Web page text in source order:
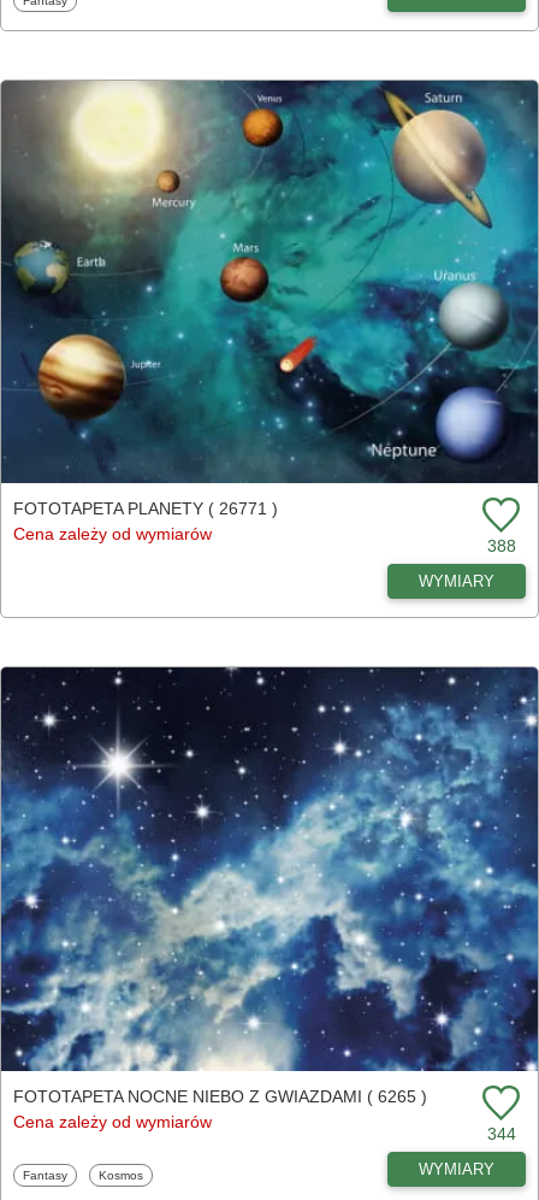
FOTOTAPETA PLANETY ( 26771 )
Cena zależy od wymiarów
388
WYMIARY
FOTOTAPETA NOCNE NIEBO Z GWIAZDAMI ( 6265 )
Cena zależy od wymiarów
344
Fototapety
Fantasy Fototapety
Kosmos WYMIARY